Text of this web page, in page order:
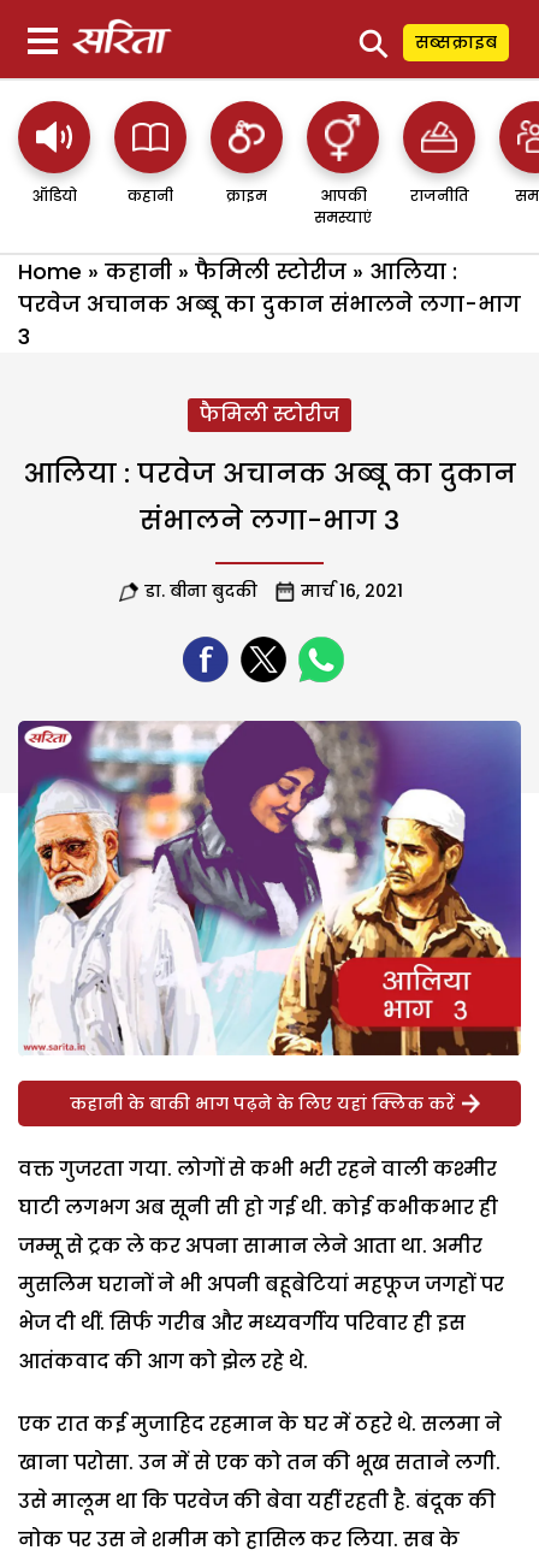
⚲ सब्सक्राइब
ऑडियो कहानी क्राइम
आपकी
समस्याएं
राजनीति
Home » कहानी » फैमिली स्टोरीज » आलिया :
परवेज अचानक अब्बू का दुकान संभालने लगा-भाग
3
फैमिली स्टोरीज
आलिया : परवेज अचानक अब्बू का दुकान
संभालने लगा-भाग 3
डा. बीना बुदकी मार्च 16, 2021
कहानी के बाकी भाग पढ़ने के लिए यहां क्लिक करें
वक्त गुजरता गया. लोगों से कभी भरी रहने वाली कश्मीर
घाटी लगभग अब सूनी सी हो गई थी. कोई कभीकभार ही
जम्मू से ट्रक ले कर अपना सामान लेने आता था. अमीर
मुसलिम घरानों ने भी अपनी बहूबेटियां महफूज जगहों पर
भेज दी थीं. सिर्फ गरीब और मध्यवर्गीय परिवार ही इस
आतंकवाद की आग को झेल रहे थे.
एक रात कई मुजाहिद रहमान के घर में ठहरे थे. सलमा ने
खाना परोसा. उन में से एक को तन की भूख सताने लगी.
उसे मालूम था कि परवेज की बेवा यहीं रहती है. बंदूक की
नोक पर उस ने शमीम को हासिल कर लिया. सब के